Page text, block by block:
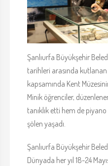
Şanlıurfa Büyükşehir
tarihleri arasında kutlanan
kapsamında Kent
Minik öğrenciler,
tanıklık etti hem de
şölen yaşadı.
Şanlıurfa Büyükşehir
Dünyada her yıl 18-24